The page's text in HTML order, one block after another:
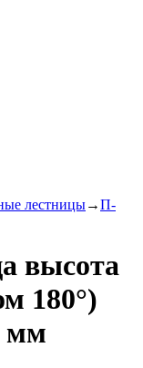
лестницы→П-
высота
180°)
мм